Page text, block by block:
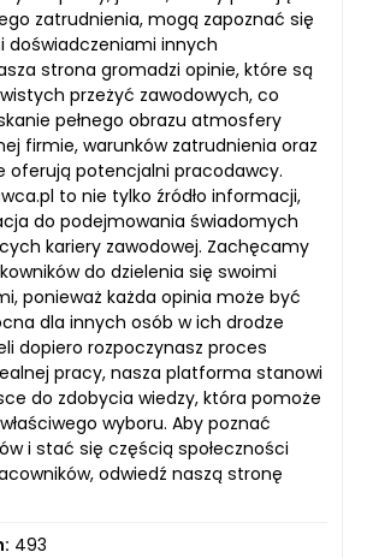
zatrudnienia, mogą zapoznać się
doświadczeniami innych
strona gromadzi opinie, które są
przeżyć zawodowych, co
pełnego obrazu atmosfery
firmie, warunków zatrudnienia oraz
oferują potencjalni pracodawcy.
to nie tylko źródło informacji,
do podejmowania świadomych
kariery zawodowej. Zachęcamy
do dzielenia się swoimi
ponieważ każda opinia może być
dla innych osób w ich drodze
dopiero rozpoczynasz proces
pracy, nasza platforma stanowi
do zdobycia wiedzy, która pomoże
wyboru. Aby poznać
i stać się częścią społeczności
odwiedź naszą stronę
493